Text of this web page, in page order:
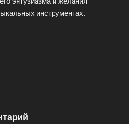
инструментах.